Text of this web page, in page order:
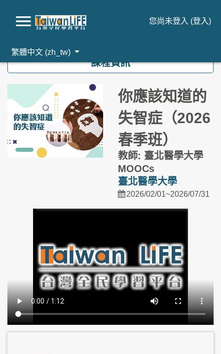
您尚未登入 (登入)
繁體中文 ‎(zh_tw)‎
課程資訊
你應該知道的
失智症（2026
春季班）
教師: 臺北醫學大學
MOOCs
臺北醫學大學
2026/02/01~2026/07/31